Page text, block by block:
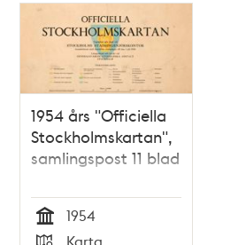
1954 års "Officiella
Stockholmskartan",
samlingspost 11 blad
Tid
1954
Karta